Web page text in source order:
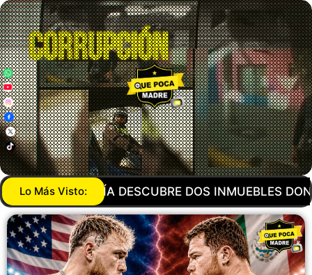
Lo Más Visto:
OCULTABAN CASI 250 MIL BOTELLAS DE